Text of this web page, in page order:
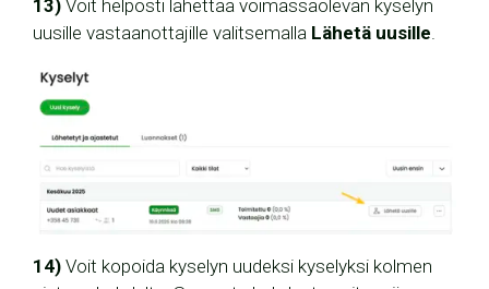
13) Voit helposti lähettää voimassaolevan kyselyn
uusille vastaanottajille valitsemalla Lähetä uusille.
14) Voit kopoida kyselyn uudeksi kyselyksi kolmen